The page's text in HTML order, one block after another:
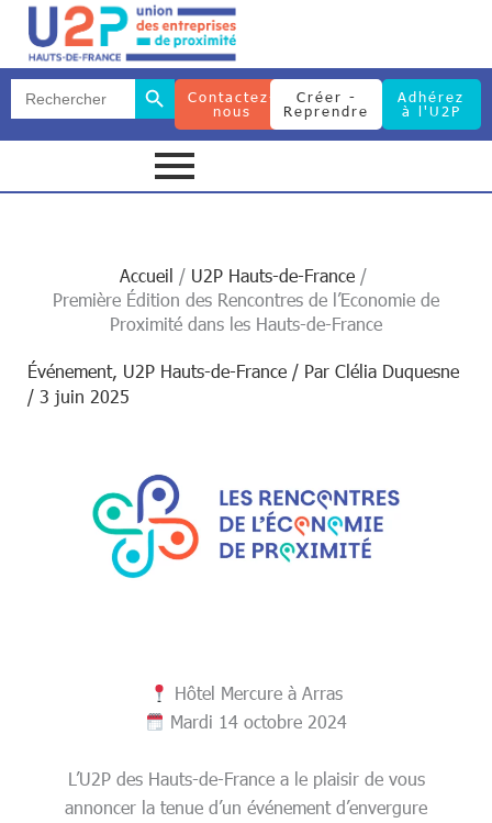
Search
for:
Search Button
Contactez-
nous
Créer -
Reprendre
Adhérez
à l'U2P
Search Search Button
Accueil
U2P Hauts-de-France
Première Édition des Rencontres de l’Economie de
Proximité dans les Hauts-de-France
Événement, U2P Hauts-de-France / Par Clélia Duquesne
/ 3 juin 2025
Hôtel Mercure à Arras
Mardi 14 octobre 2024
L’U2P des Hauts-de-France a le plaisir de vous
annoncer la tenue d’un événement d’envergure